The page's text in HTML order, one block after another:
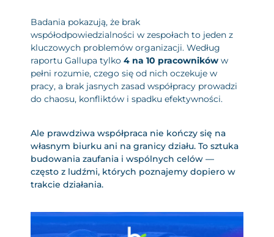
Badania pokazują, że brak
współodpowiedzialności w zespołach to jeden z
kluczowych problemów organizacji. Według
raportu Gallupa tylko 4 na 10 pracowników w
pełni rozumie, czego się od nich oczekuje w
pracy, a brak jasnych zasad współpracy prowadzi
do chaosu, konfliktów i spadku efektywności.
Ale prawdziwa współpraca nie kończy się na
własnym biurku ani na granicy działu. To sztuka
budowania zaufania i wspólnych celów —
często z ludźmi, których poznajemy dopiero w
trakcie działania.